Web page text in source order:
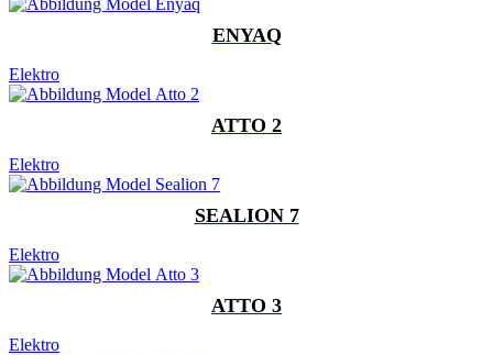
ENYAQ
Elektro
ATTO 2
Elektro
SEALION 7
Elektro
ATTO 3
Elektro